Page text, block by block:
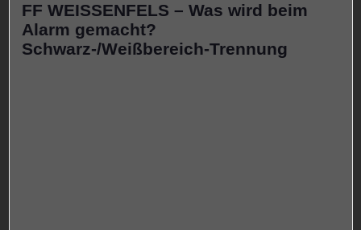
FF WEISSENFELS – Was wird beim
Alarm gemacht?
Schwarz-/Weißbereich-Trennung